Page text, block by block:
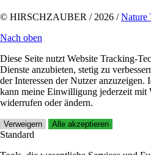
© HIRSCHZAUBER / 2026 /Nature
Nach oben
Diese Seite nutzt Website Tracking-
Dienste anzubieten, stetig zu
der Interessen der Nutzer anzuzeigen.
kann meine Einwilligung jederzeit
widerrufen oder ändern.
Verweigern Alle akzeptieren
Standard